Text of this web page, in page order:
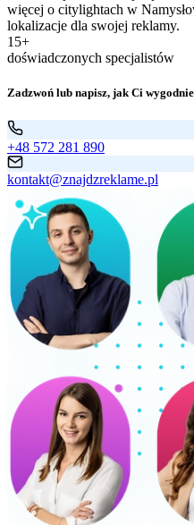
więcej o citylightach w
lokalizacje dla swojej reklamy.
15+
doświadczonych specjalistów
Zadzwoń lub napisz, jak Ci
+48 572 281 890
kontakt@znajdzreklame.pl